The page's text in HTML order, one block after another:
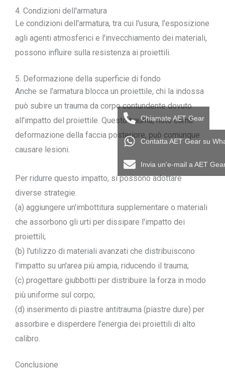
4. Condizioni dell'armatura
Le condizioni dell'armatura, tra cui l'usura, l'esposizione
agli agenti atmosferici e l'invecchiamento dei materiali,
possono influire sulla resistenza ai proiettili.
5. Deformazione della superficie di fondo
Anche se l'armatura blocca un proiettile, chi la indossa
può subire un trauma da corpo contundente dovuto
all'impatto del proiettile. Questo trauma, noto come
deformazione della faccia posteriore, può comunque
causare lesioni.
Per ridurre questo impatto, si possono adottare
diverse strategie.
(a) aggiungere un'imbottitura supplementare o materiali
che assorbono gli urti per dissipare l'impatto dei
proiettili;
(b) l'utilizzo di materiali avanzati che distribuiscono
l'impatto su un'area più ampia, riducendo il trauma;
(c) progettare giubbotti per distribuire la forza in modo
più uniforme sul corpo;
(d) inserimento di piastre antitrauma (piastre dure) per
assorbire e disperdere l'energia dei proiettili di alto
calibro.
Conclusione
Chiamate AET Gear
Contatta AET Gear su
Invia un'e-mail a AET